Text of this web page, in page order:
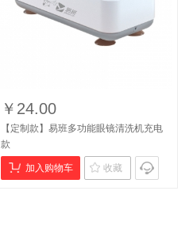
￥24.00
【定制款】易班多功能眼镜清洗机充电
款
加入购物车 收藏